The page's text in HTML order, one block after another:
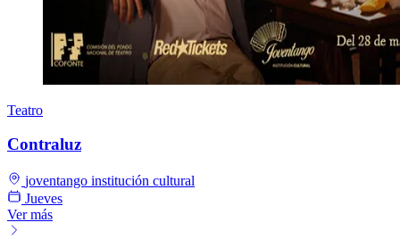
Teatro
Contraluz
joventango institución cultural
Jueves
Ver más